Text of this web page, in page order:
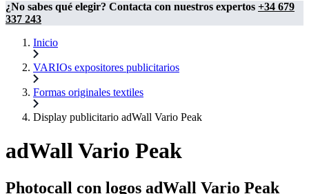
¿No sabes qué elegir? Contacta con nuestros expertos +34 679
337 243
Inicio
VARIOs expositores publicitarios
Formas originales textiles
Display publicitario adWall Vario Peak
adWall Vario Peak
Photocall con logos adWall Vario Peak